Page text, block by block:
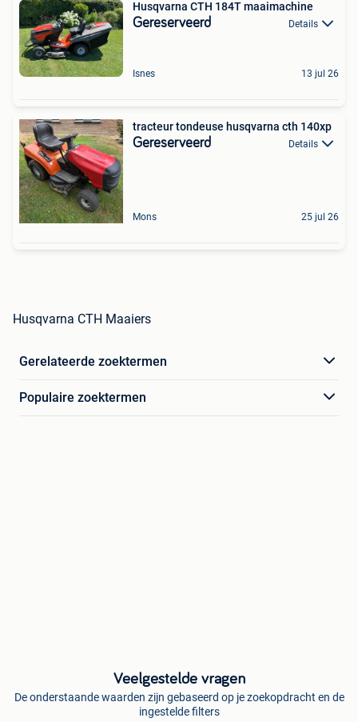
Husqvarna CTH 184T maaimachine
Gereserveerd Details
Isnes 13 jul 26
tracteur tondeuse husqvarna cth 140xp
Gereserveerd Details
Mons 25 jul 26
Husqvarna CTH Maaiers
Gerelateerde zoektermen
Populaire zoektermen
Veelgestelde vragen
De onderstaande waarden zijn gebaseerd op je zoekopdracht en de
ingestelde filters